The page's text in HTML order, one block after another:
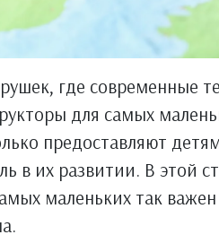
где современные
для самых
предоставляют
в их развитии. В этой
маленьких так